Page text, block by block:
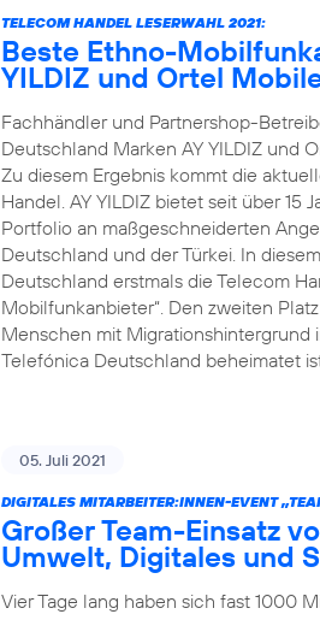
TELECOM HANDEL LESERWAHL 2021:
Beste Ethno-
YILDIZ und Ortel
Fachhändler und Partnershop-
Deutschland Marken AY YILDIZ und
Zu diesem Ergebnis kommt die
Handel. AY YILDIZ bietet seit über
Portfolio an maßgeschneiderten
Deutschland und der Türkei. In
Deutschland erstmals die Telecom
Mobilfunkanbieter“. Den zweiten
Menschen mit Migrationshintergrund
Telefónica Deutschland beheimatet
05. Juli 2021
DIGITALES MITARBEITER:INNEN-EVENT
Großer Team-Einsatz
Umwelt, Digitales und
Vier Tage lang haben sich fast 1000